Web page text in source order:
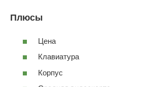
Плюсы
Цена
Клавиатура
Корпус